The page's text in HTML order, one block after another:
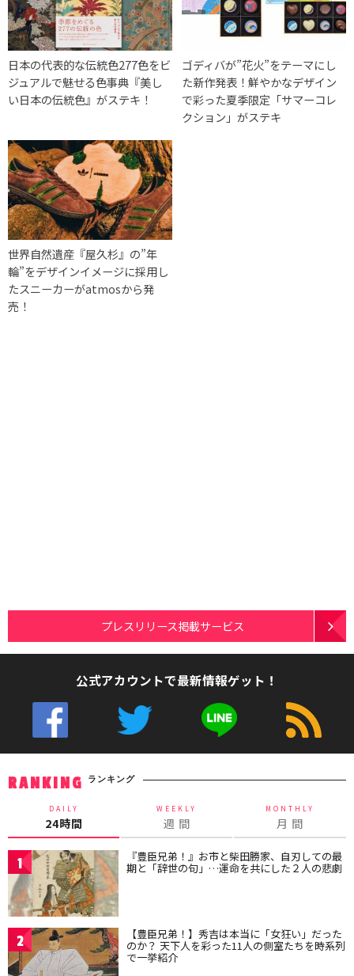
日本の代表的な伝統色277色をビ
ジュアルで魅せる色事典『美し
い日本の伝統色』がステキ！
ゴディバが”花火”をテーマにし
た新作発表！鮮やかなデザイン
で彩った夏季限定「サマーコレ
クション」がステキ
世界自然遺産『屋久杉』の”年
輪”をデザインイメージに採用し
たスニーカーがatmosから発
売！
プレスリリース掲載サービス
公式アカウントで最新情報ゲット！
RANKING ランキング
DAILY
24時間
WEEKLY
週 間
MONTHLY
月 間
1 『豊臣兄弟！』お市と柴田勝家、自刃しての最
期と「辞世の句」…運命を共にした２人の悲劇
2 【豊臣兄弟！】秀吉は本当に「女狂い」だった
のか？ 天下人を彩った11人の側室たちを時系列
で一挙紹介